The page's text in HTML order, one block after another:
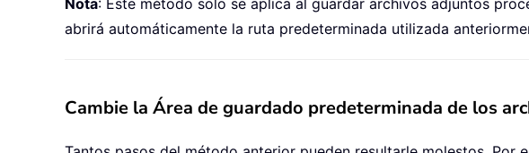
Nota: Este método solo se aplica al guardar archivos adjuntos
abrirá automáticamente la ruta predeterminada utilizada
Cambie la Área de guardado predeterminada de los